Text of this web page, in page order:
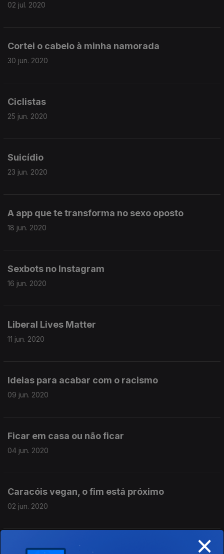
02 jul. 2020
Cortei o cabelo à minha namorada
30 jun. 2020
Ciclistas
25 jun. 2020
Suicídio
23 jun. 2020
A app que te transforma no sexo oposto
18 jun. 2020
Sexbots no Instagram
16 jun. 2020
Liberal Lives Matter
11 jun. 2020
Ideias para acabar com o racismo
09 jun. 2020
Ficar em casa ou não ficar
04 jun. 2020
Caracóis vegan, o fim está próximo
02 jun. 2020
O regresso do futebol ×